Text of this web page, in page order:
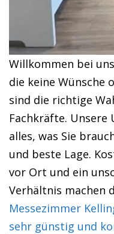
Willkommen bei
die keine Wünsche
sind die richtige
Fachkräfte.
alles, was Sie
und beste Lage.
vor Ort und ein
Verhältnis machen
Messezimmer
sehr günstig und